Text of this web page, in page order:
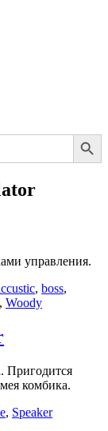
Search Button
управления.
, boss,
, Woody
Пригодится
комбика.
, Speaker